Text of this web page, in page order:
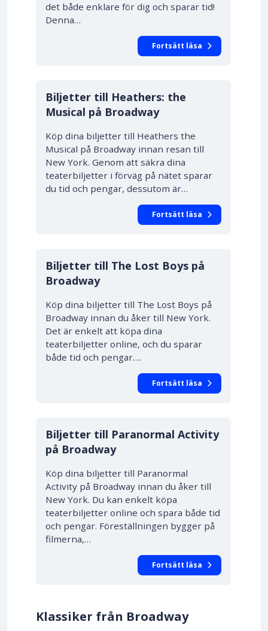
det både enklare för dig och sparar tid!
Denna…
Fortsätt läsa
10% RABATT
Biljetter till Heathers: the
Musical på Broadway
Köp dina biljetter till Heathers the
Musical på Broadway innan resan till
New York. Genom att säkra dina
teaterbiljetter i förväg på nätet sparar
du tid och pengar, dessutom är…
Fortsätt läsa
10% RABATT
Biljetter till The Lost Boys på
Broadway
Köp dina biljetter till The Lost Boys på
Broadway innan du åker till New York.
Det är enkelt att köpa dina
teaterbiljetter online, och du sparar
både tid och pengar….
Fortsätt läsa
10% RABATT
Biljetter till Paranormal Activity
på Broadway
Köp dina biljetter till Paranormal
Activity på Broadway innan du åker till
New York. Du kan enkelt köpa
teaterbiljetter online och spara både tid
och pengar. Föreställningen bygger på
filmerna,…
Fortsätt läsa
Klassiker från Broadway